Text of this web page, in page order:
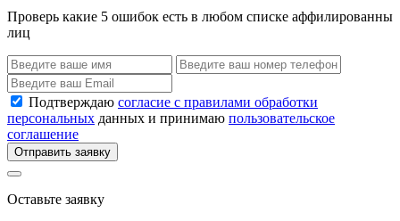
Проверь какие 5 ошибок есть в любом списке аффилированны
лиц
Подтверждаю согласие с правилами обработки
персональных данных и принимаю пользовательское
соглашение
Отправить заявку
Оставьте заявку